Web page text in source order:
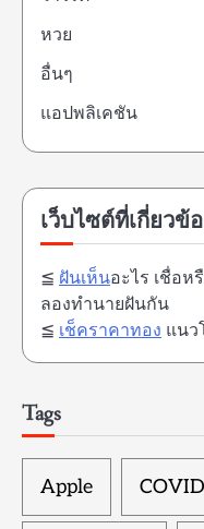
หวย
อื่นๆ
แอปพลิเคชัน
เว็บไซต์ที่เกี่ยวข้
≦ ฝันเห็นอะไร เชื่อ
ลองทำนายฝันกัน
≦ เช็คราคาทอง แนว
Tags
Apple